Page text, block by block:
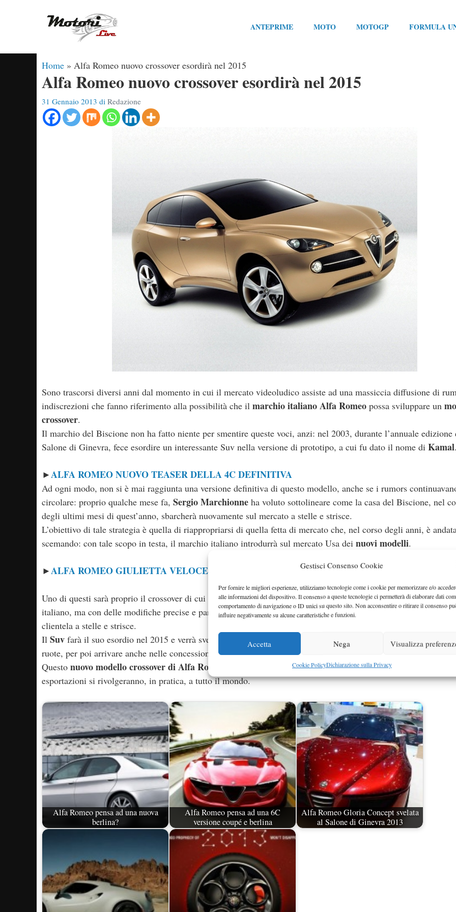
Gestisci Consenso Cookie
Per fornire le migliori esperienze, utilizziamo tecnologie come i cookie per memorizzare e/o
alle informazioni del dispositivo. Il consenso a queste tecnologie ci permetterà di elaborare dati
comportamento di navigazione o ID unici su questo sito. Non acconsentire o ritirare il consenso
influire negativamente su alcune caratteristiche e funzioni.
Accetta Nega Visualizza
Cookie PolicyDichiarazione sulla Privacy
ANTEPRIME MOTO MOTOGP FORMULA
Home » Alfa Romeo nuovo crossover esordirà nel 2015
Alfa Romeo nuovo crossover esordirà nel 2015
31 Gennaio 2013 di Redazione
Sono trascorsi diversi anni dal momento in cui il mercato videoludico assiste ad una massiccia diffusione di
indiscrezioni che fanno riferimento alla possibilità che il marchio italiano Alfa Romeo possa sviluppare un
crossover.
Il marchio del Biscione non ha fatto niente per smentire queste voci, anzi: nel 2003, durante l’annuale edizione
Salone di Ginevra, fece esordire un interessante Suv nella versione di prototipo, a cui fu dato il nome di Kamal.
►ALFA ROMEO NUOVO TEASER DELLA 4C DEFINITIVA
Ad ogni modo, non si è mai raggiunta una versione definitiva di questo modello, anche se i rumors
circolare: proprio qualche mese fa, Sergio Marchionne ha voluto sottolineare come la casa del Biscione, nel
degli ultimi mesi di quest’anno, sbarcherà nuovamente sul mercato a stelle e strisce.
L’obiettivo di tale strategia è quella di riappropriarsi di quella fetta di mercato che, nel corso degli anni, è
scemando: con tale scopo in testa, il marchio italiano introdurrà sul mercato Usa dei nuovi modelli.
►ALFA ROMEO GIULIETTA VELOCE PREZZI DA 22350 EURO
Uno di questi sarà proprio il crossover di cui parlavamo in precedenza, che potrà contare su uno stile
italiano, ma con delle modifiche precise e particolari in modo tale da avvicinarsi il più possibile alle esigenze
clientela a stelle e strisce.
Il Suv farà il suo esordio nel 2015 e verrà svelato all’interno di un gran numero di eventi legati al mondo delle
ruote, per poi arrivare anche nelle concessionarie.
Questo nuovo modello crossover di Alfa Romeo
verrà prodotto all’interno dello stabilimento di Mirafiori e le
esportazioni si rivolgeranno, in pratica, a tutto il mondo.
Alfa Romeo pensa ad una nuova
berlina?
Alfa Romeo pensa ad una 6C
versione coupé e berlina
Alfa Romeo Gloria Concept svelata
al Salone di Ginevra 2013